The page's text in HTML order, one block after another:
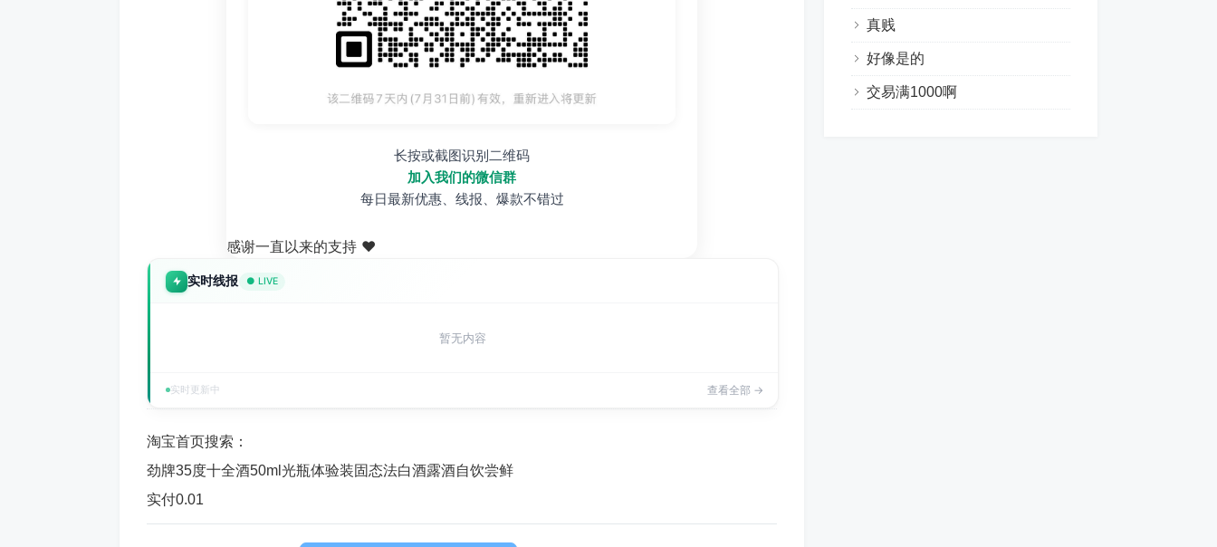
长按或截图识别二维码
加入我们的微信群
每日最新优惠、线报、爆款不错过
感谢一直以来的支持 ❤️
实时线报 ● LIVE
暂无内容
实时更新中 查看全部 →
淘宝首页搜索：
劲牌35度十全酒50ml光瓶体验装固态法白酒露酒自饮尝鲜
实付0.01
真贱
好像是的
交易满1000啊